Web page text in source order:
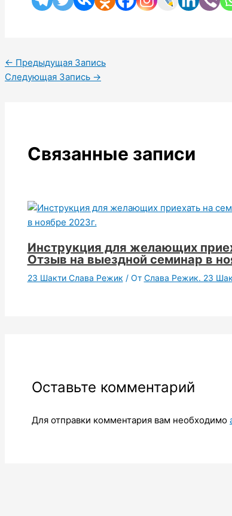
← Предыдущая Запись
Следующая Запись →
Связанные записи
Инструкция для желающих
Отзыв на выездной семинар в
23 Шакти Слава Режик / От Слава Режик. 23
Оставьте комментарий
Для отправки комментария вам необходимо